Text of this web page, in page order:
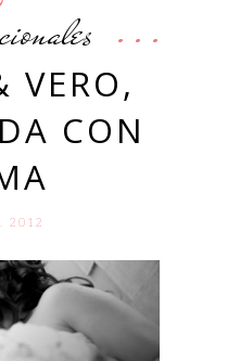
VERO,
CON
2012